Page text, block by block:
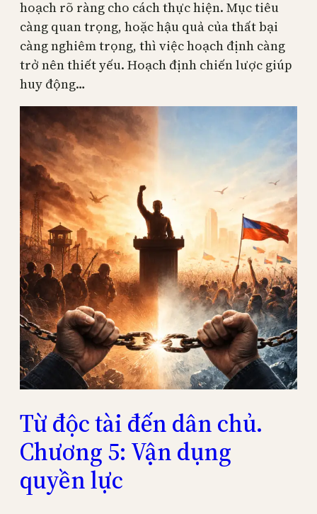
hoạch rõ ràng cho cách thực hiện. Mục tiêu
càng quan trọng, hoặc hậu quả của thất bại
càng nghiêm trọng, thì việc hoạch định càng
trở nên thiết yếu. Hoạch định chiến lược giúp
huy động…
Từ độc tài đến dân chủ.
Chương 5: Vận dụng
quyền lực